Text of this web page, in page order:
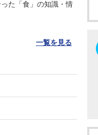
た「食」の知識・情
一覧を見る